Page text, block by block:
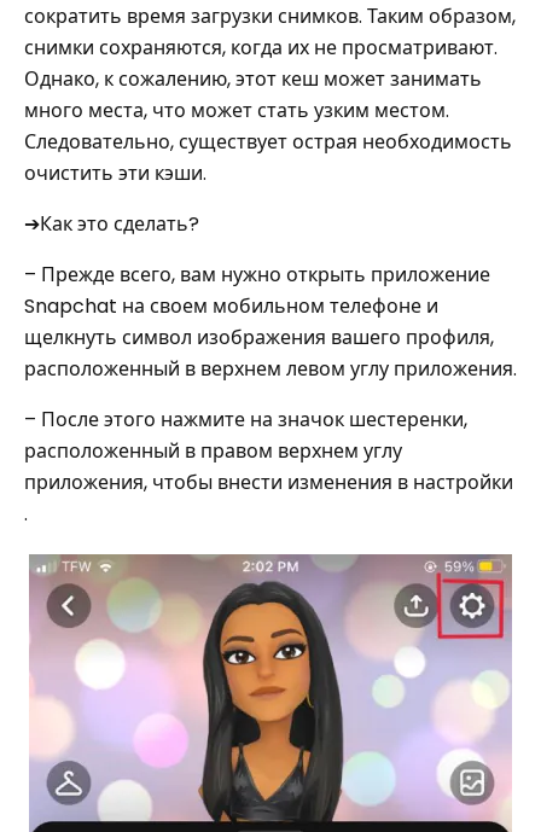
сократить время загрузки снимков. Таким образом,
снимки сохраняются, когда их не просматривают.
Однако, к сожалению, этот кеш может занимать
много места, что может стать узким местом.
Следовательно, существует острая необходимость
очистить эти кэши.
➔Как это сделать?
– Прежде всего, вам нужно открыть приложение
Snapchat на своем мобильном телефоне и
щелкнуть символ изображения вашего профиля,
расположенный в верхнем левом углу приложения.
– После этого нажмите на значок шестеренки,
расположенный в правом верхнем углу
приложения, чтобы внести изменения в настройки
.